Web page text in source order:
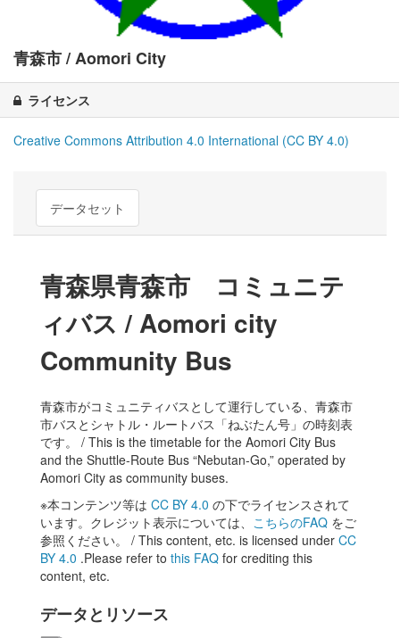
青森市 / Aomori City
ライセンス
Creative Commons Attribution 4.0 International (CC BY 4.0)
データセット
青森県青森市 コミュニテ
ィバス / Aomori city
Community Bus
青森市がコミュニティバスとして運行している、青森市
市バスとシャトル・ルートバス「ねぶたん号」の時刻表
です。 / This is the timetable for the Aomori City Bus
and the Shuttle-Route Bus “Nebutan-Go,” operated by
Aomori City as community buses.
※本コンテンツ等は CC BY 4.0 の下でライセンスされて
います。クレジット表示については、 こちらのFAQ をご
参照ください。 / This content, etc. is licensed under CC
BY 4.0 .Please refer to this FAQ for crediting this
content, etc.
データとリソース